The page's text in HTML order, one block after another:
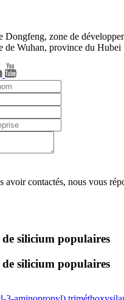
Dongfeng, zone de
de Wuhan, province du Hubei
avoir contactés, nous vous
de silicium populaires
de silicium populaires